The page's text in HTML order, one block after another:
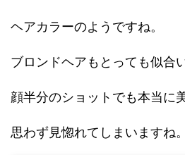
ヘアカラーのようですね。
ブロンドヘアもとっても似合
顔半分のショットでも本当に
思わず見惚れてしまいますね。